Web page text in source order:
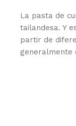
La pasta de
tailandesa. Y
partir de
generalmente